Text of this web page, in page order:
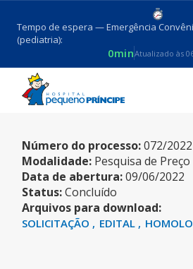
Tempo de espera — Emergência
(pediatria):
0minAtualizado às
ALBUMINA
Número do processo:072/2022
Modalidade: Pesquisa de Preço
Data de abertura:09/06/2022
Status:Concluído
Arquivos para download:
SOLICITAÇÃO EDITAL